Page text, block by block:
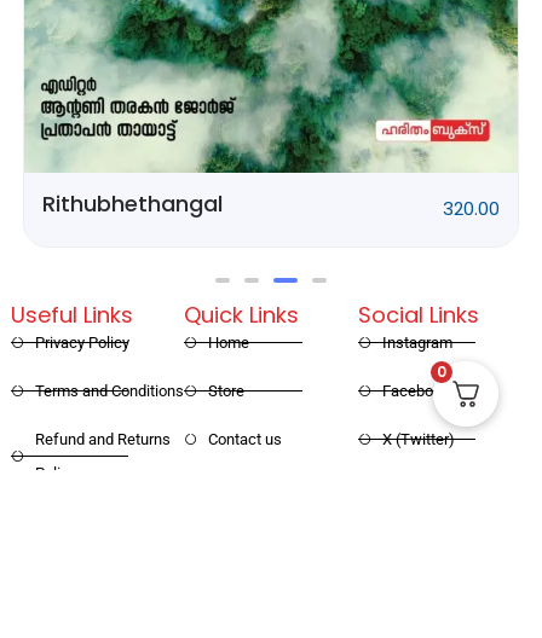
Rithubhethangal 320.00
Quick Links
Home
Store
Contact us
Useful Links
Privacy Policy
Terms and Conditions
Refund and Returns
Policy
Social Links
Instagram
Facebook
X (Twitter)
0